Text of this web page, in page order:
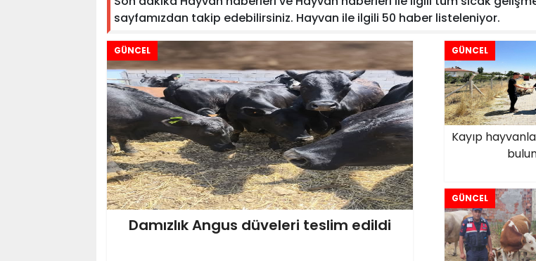
sayfamızdan takip edebilirsiniz. Hayvan ile ilgili 50 haber listeleniyor.
GÜNCEL
Damızlık Angus düveleri teslim edildi
GÜNCEL
Kayıp
GÜNCEL